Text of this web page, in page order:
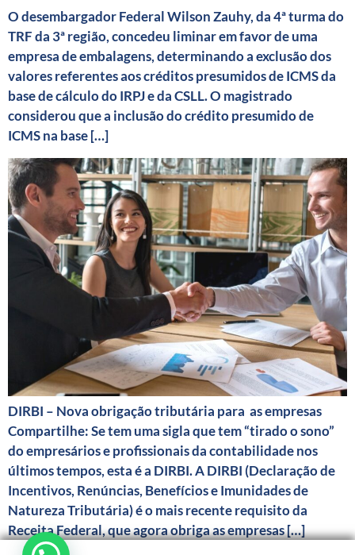
O desembargador Federal Wilson Zauhy, da 4ª turma do
TRF da 3ª região, concedeu liminar em favor de uma
empresa de embalagens, determinando a exclusão dos
valores referentes aos créditos presumidos de ICMS da
base de cálculo do IRPJ e da CSLL. O magistrado
considerou que a inclusão do crédito presumido de
ICMS na base […]
DIRBI – Nova obrigação tributária para as empresas
Compartilhe: Se tem uma sigla que tem “tirado o sono”
do empresários e profissionais da contabilidade nos
últimos tempos, esta é a DIRBI. A DIRBI (Declaração de
Incentivos, Renúncias, Benefícios e Imunidades de
Natureza Tributária) é o mais recente requisito da
Receita Federal, que agora obriga as empresas […]